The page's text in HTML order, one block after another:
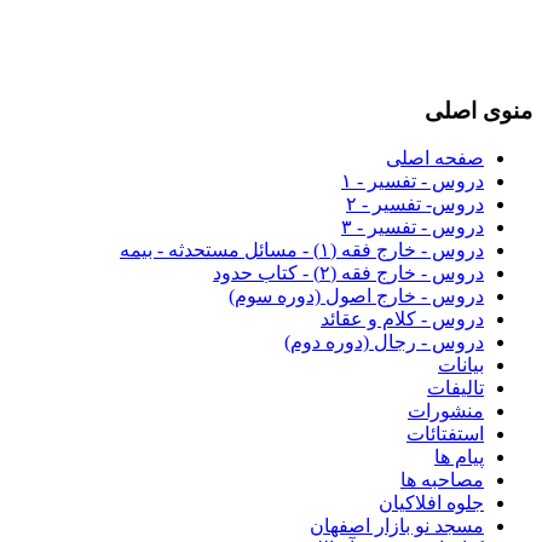
منوی اصلی
صفحه اصلی
دروس - تفسیر - ۱
دروس- تفسیر - ۲
دروس - تفسیر - ۳
دروس - خارج فقه (۱) - مسائل مستحدثه - بیمه
دروس - خارج فقه (۲) - کتاب حدود
دروس - خارج اصول (دوره سوم)
دروس - کلام و عقائد
دروس - رجال (دوره دوم)
بیانات
تالیفات
منشورات
استفتائات
پیام ها
مصاحبه ها
جلوه افلاکیان
مسجد نو بازار اصفهان